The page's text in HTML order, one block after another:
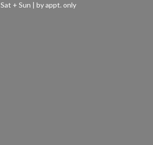
Sat + Sun | by appt. only